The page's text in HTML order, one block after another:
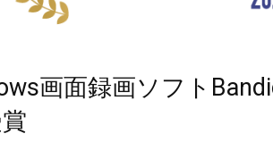
画面録画ソフト